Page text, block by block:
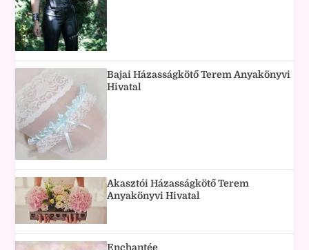
Bajai Házasságkötő Terem Anyakönyvi
Hivatal
Akasztói Házasságkötő Terem
Anyakönyvi Hivatal
Enchantée